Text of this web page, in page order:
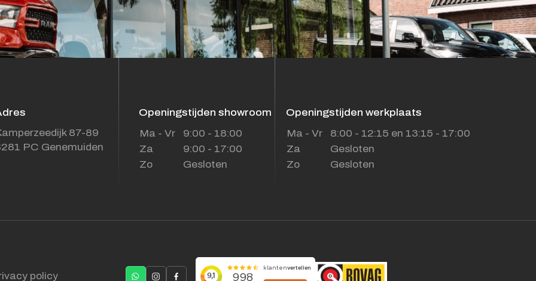
87-89
PC Genemuiden
Openingstijden showroom
Ma - Vr
9:00 - 18:00
Za
9:00 - 17:00
Zo
Gesloten
Openingstijden werkplaats
Ma - Vr
8:00 - 12:15 en 13:15 - 17:00
Za
Gesloten
Zo
Gesloten
policy